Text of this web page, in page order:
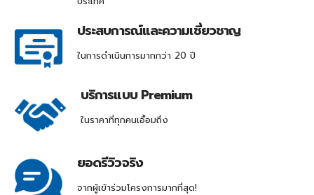
ประสบการณ์และความเชี่ยวชาญ
ในการดำเนินการมากกว่า 20 ปี
บริการแบบ Premium
ในราคาที่ทุกคนเอื้อมถึง
ยอดรีวิวจริง
จากผู้เข้าร่วมโครงการมากที่สุด!